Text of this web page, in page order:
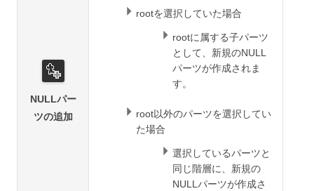
NULLパー
ツの追加
rootを選択していた場合
rootに属する子パーツ
として、新規のNULL
パーツが作成されま
す。
root以外のパーツを選択してい
た場合
選択しているパーツと
同じ階層に、新規の
NULLパーツが作成さ